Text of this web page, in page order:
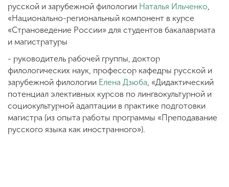
русской и зарубежной филологии Наталья Ильченко
«Национально-региональный компонент в курсе
«Страноведение России» для студентов бакалавриата
и магистратуры
- руководитель рабочей группы, доктор
филологических наук, профессор кафедры русской и
зарубежной филологии Елена Дзюба , «Дидактический
потенциал элективных курсов по лингвокультурной и
социокультурной адаптации в практике подготовки
магистра (из опыта работы программы «Преподавание
русского языка как иностранного»).